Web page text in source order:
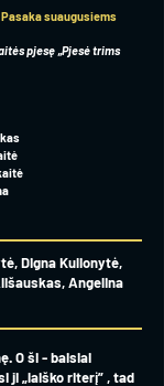
suaugusiems
pjesę „Pjesė trims
Digna Kulionytė,
Angelina
O ši - baisiai
ji „laiško riterį” , tad